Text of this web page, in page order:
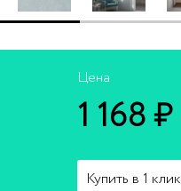
Цена
1 168 ₽
Купить в 1 клик